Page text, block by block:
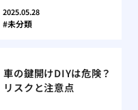
2025.05.28
未分類
車の鍵開けDIYは危険？
リスクと注意点